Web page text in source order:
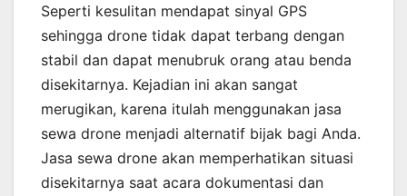
Seperti kesulitan mendapat sinyal GPS
sehingga drone tidak dapat terbang dengan
stabil dan dapat menubruk orang atau benda
disekitarnya. Kejadian ini akan sangat
merugikan, karena itulah menggunakan jasa
sewa drone menjadi alternatif bijak bagi Anda.
Jasa sewa drone akan memperhatikan situasi
disekitarnya saat acara dokumentasi dan